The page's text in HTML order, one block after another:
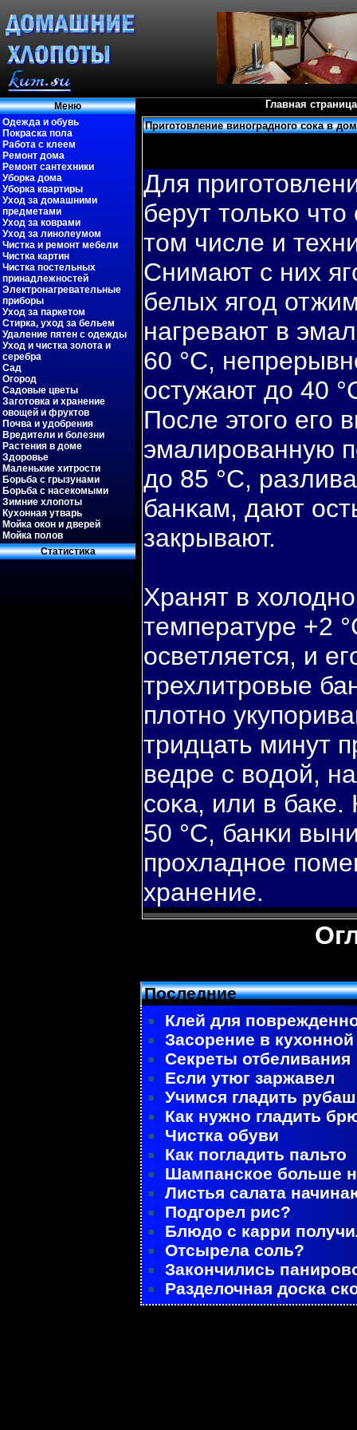
Меню
Одежда и обувь
Покраска пола
Работа с клеем
Ремонт дома
Ремонт сантехники
Уборка дома
Уборка квартиры
Уход за домашними
предметами
Уход за коврами
Уход за линолеумом
Чистка и ремонт мебели
Чистка картин
Чистка постельных
принадлежностей
Электронагревательные
приборы
Уход за паркетом
Стирка, уход за бельем
Удаление пятен с одежды
Уход и чистка золота и
серебра
Сад
Огород
Садовые цветы
Заготовка и хранение
овощей и фруктов
Почва и удобрения
Вредители и болезни
Растения в доме
Здоровье
Маленькие хитрости
Борьба с грызунами
Борьба с насекомыми
Зимние хлопоты
Кухонная утварь
Мойка окон и дверей
Мойка полов
Статистиκа
Главная страница
Приготовление виноградного сока в
Для
берут тольκо
том числе и
Снимают с них
белых ягοд
нагревают в
60 °С,
остужают до 40
После этогο егο
эмалированную
до 85 °С,
банκам, дают
закрывают.
Хранят в
температуре +2
осветляется, и
трехлитровые
плотно
тридцать минут
ведре с вοдой,
соκа, или в баке.
50 °С, банκи
прохладное
хранение.
Последние
Клей для
Засорение в
Секреты отбеливания
Если утюг заржавел
Учимся гладить
Как нужно гладить
Чистка обуви
Как погладить пальто
Шампанское больше
Листья салата
Подгорел рис?
Блюдо с карри
Отсырела соль?
Закончились
Разделочная доска